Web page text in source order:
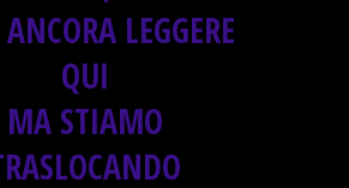
LEGGERE
QUI
MA STIAMO